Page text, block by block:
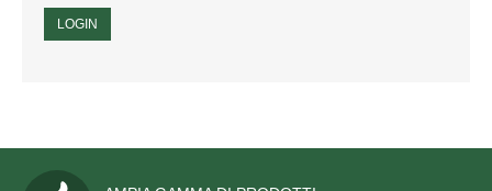
ALTRE BANDIERE
STENDARDI E GONFALONI